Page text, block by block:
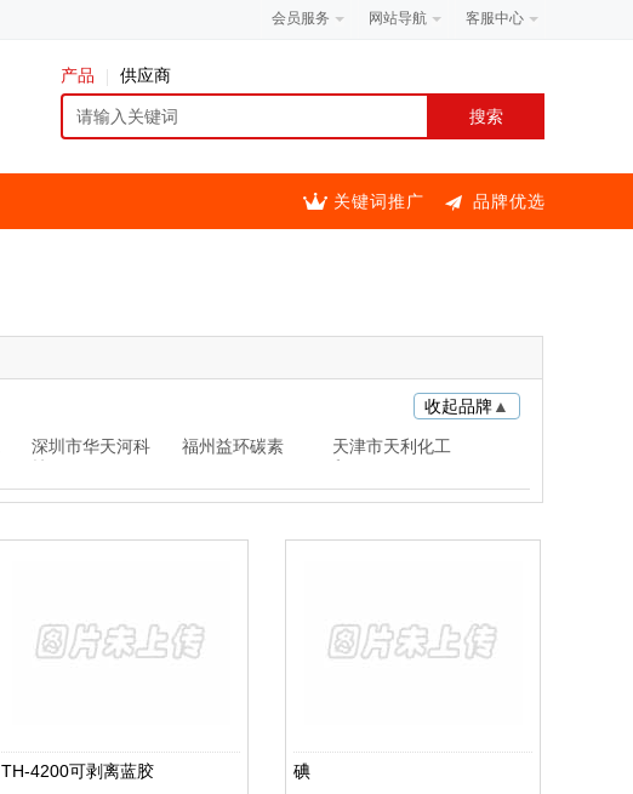
客服中心
网站导航
会员服务
产品 供应商
品牌优选
关键词推广
收起品牌▲
深圳市华天河科
福州益环碳素
天津市天利化工
TH-4200可剥离蓝胶 碘